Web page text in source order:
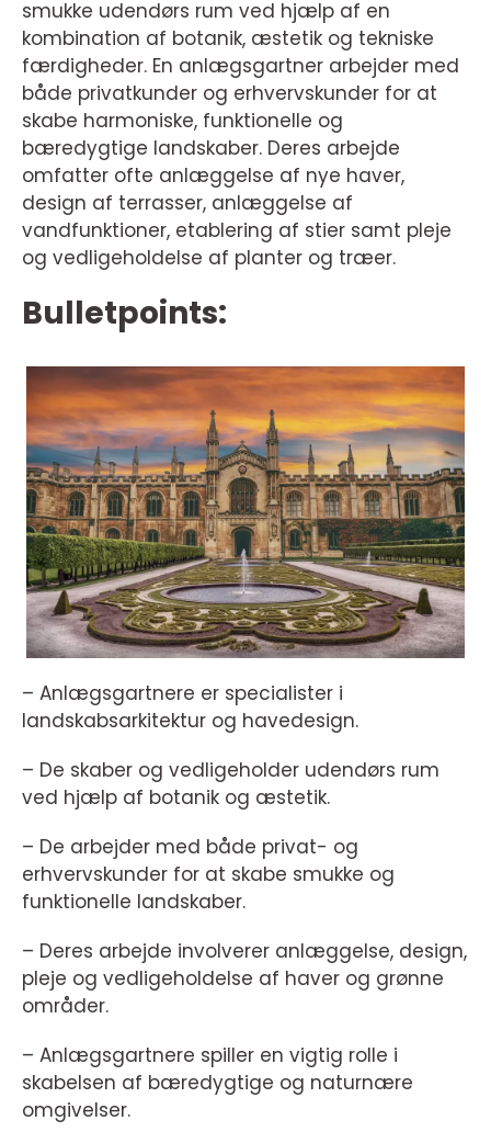
smukke udendørs rum ved hjælp af en
kombination af botanik, æstetik og tekniske
færdigheder. En anlægsgartner arbejder med
både privatkunder og erhvervskunder for at
skabe harmoniske, funktionelle og
bæredygtige landskaber. Deres arbejde
omfatter ofte anlæggelse af nye haver,
design af terrasser, anlæggelse af
vandfunktioner, etablering af stier samt pleje
og vedligeholdelse af planter og træer.
Bulletpoints:
– Anlægsgartnere er specialister i
landskabsarkitektur og havedesign.
– De skaber og vedligeholder udendørs rum
ved hjælp af botanik og æstetik.
– De arbejder med både privat- og
erhvervskunder for at skabe smukke og
funktionelle landskaber.
– Deres arbejde involverer anlæggelse, design,
pleje og vedligeholdelse af haver og grønne
områder.
– Anlægsgartnere spiller en vigtig rolle i
skabelsen af bæredygtige og naturnære
omgivelser.